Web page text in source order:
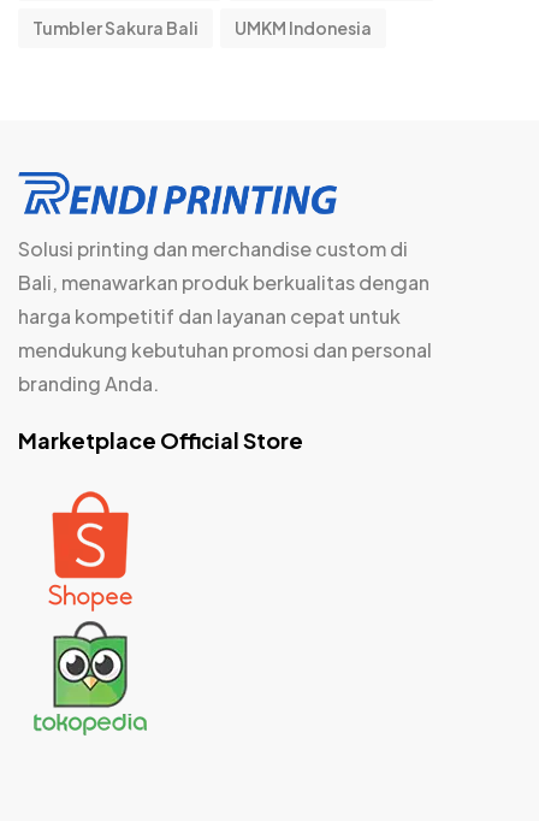
Tumbler Sakura Bali UMKM Indonesia
Solusi printing dan merchandise custom di
Bali, menawarkan produk berkualitas dengan
harga kompetitif dan layanan cepat untuk
mendukung kebutuhan promosi dan personal
branding Anda.
Marketplace Official Store